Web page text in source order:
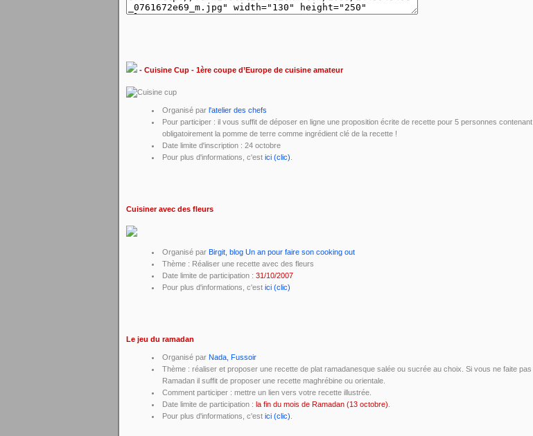
- Cuisine Cup - 1ère coupe d’Europe de cuisine amateur
Organisé par l'atelier des chefs
Pour participer : il vous suffit de déposer en ligne une proposition écrite de recette pour 5 personnes contenant
obligatoirement la pomme de terre comme ingrédient clé de la recette !
Date limite d'inscription : 24 octobre
Pour plus d'informations, c'est ici (clic)
Cuisiner avec des fleurs
Organisé par Birgit, blog Un an pour faire son cooking out
Thème : Réaliser une recette avec des fleurs
Date limite de participation : 31/10/2007
Pour plus d'informations, c'est ici (clic)
Le jeu du ramadan
Organisé par Nada, Fussoir
Thème : réaliser et proposer une recette de plat ramadanesque salée ou sucrée au choix. Si vous ne faite pas
Ramadan il suffit de proposer une recette maghrébine ou orientale.
Comment participer : mettre un lien vers votre recette illustrée.
Date limite de participation : la fin du mois de Ramadan (13 octobre)
Pour plus d'informations, c'est ici (clic)